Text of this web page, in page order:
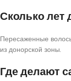
Сколько лет
Пересаженные
из донорской зоны.
Где делают